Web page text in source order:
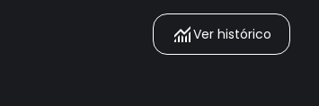
Ver histórico